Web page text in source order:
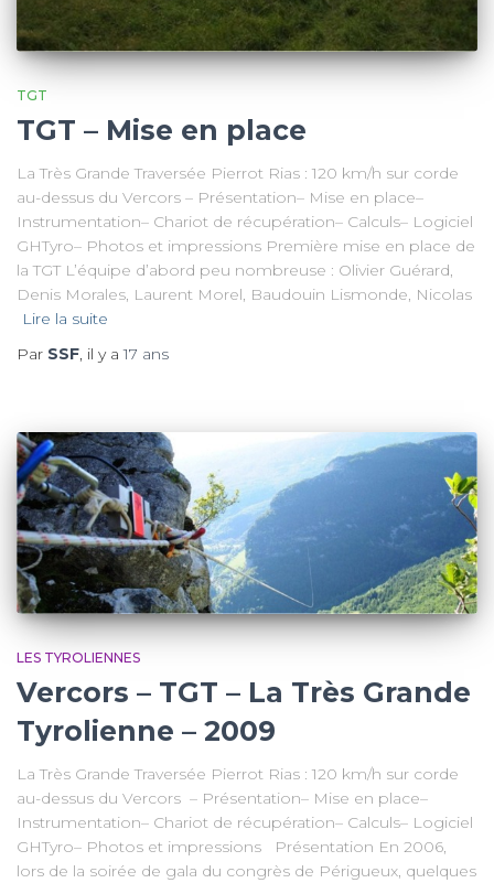
TGT
TGT – Mise en place
La Très Grande Traversée Pierrot Rias : 120 km/h sur corde
au-dessus du Vercors – Présentation– Mise en place–
Instrumentation– Chariot de récupération– Calculs– Logiciel
GHTyro– Photos et impressions Première mise en place de
la TGT L’équipe d’abord peu nombreuse : Olivier Guérard,
Denis Morales, Laurent Morel, Baudouin Lismonde, Nicolas
Lire la suite
Par SSF, il y a17 ans
LES TYROLIENNES
Vercors – TGT – La Très Grande
Tyrolienne – 2009
La Très Grande Traversée Pierrot Rias : 120 km/h sur corde
au-dessus du Vercors – Présentation– Mise en place–
Instrumentation– Chariot de récupération– Calculs– Logiciel
GHTyro– Photos et impressions Présentation En 2006,
lors de la soirée de gala du congrès de Périgueux, quelques